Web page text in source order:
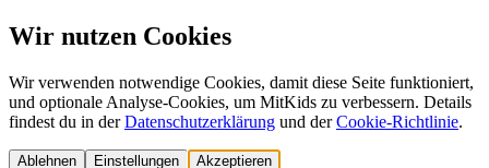
Wir nutzen Cookies
Wir verwenden notwendige Cookies, damit diese Seite funktioniert,
und optionale Analyse-Cookies, um MitKids zu verbessern. Details
findest du in der Datenschutzerklärung und der Cookie-Richtlinie.
Ablehnen Einstellungen Akzeptieren